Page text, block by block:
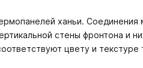
ханьи. Соединения
стены фронтона и
цвету и текстуре